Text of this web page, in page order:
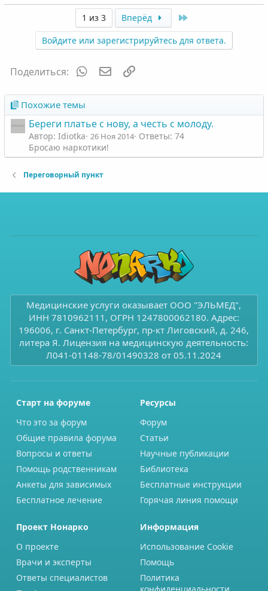
1 из 3 Вперёд
Войдите или зарегистрируйтесь для ответа.
Поделиться: WhatsAppЭлектронная почта
Похожие темы
Береги платье с нову, а честь с молоду.
Автор: Idiotka 26 Ноя 2014 Ответы: 74
Бросаю наркотики!
Переговорный пункт
Медицинские услуги оказывает ООО "ЭЛЬМЕД",
ИНН 7810962111, ОГРН 1247800062180. Адрес:
196006, г. Санкт-Петербург, пр-кт Лиговский, д. 246,
литера Я. Лицензия на медицинскую деятельность:
Л041-01148-78/01490328 от 05.11.2024
Старт на форуме
Что это за форум
Общие правила форума
Вопросы и ответы
Помощь родственникам
Анкеты для зависимых
Бесплатное лечение
Ресурсы
Форум
Статьи
Научные публикации
Библиотека
Бесплатные инструкции
Горячая линия помощи
Проект Нонарко
О проекте
Врачи и эксперты
Ответы специалистов
Информация
Использование Cookie
Помощь
Политика